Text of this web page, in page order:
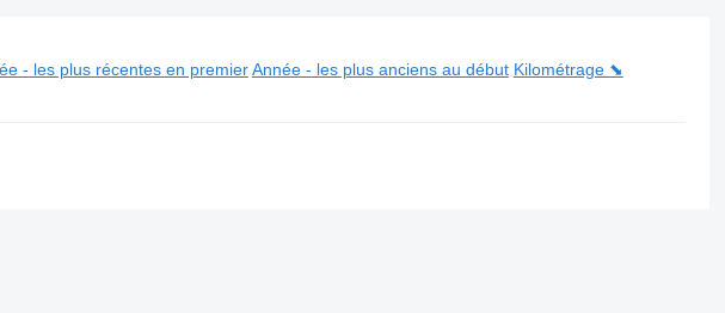
- les plus récentes en premier Année - les plus anciens au début Kilométrage ⬊